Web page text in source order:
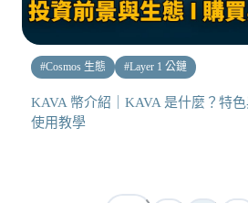
#Cosmos 生態 #Layer 1 公鏈
KAVA 幣介紹｜KAVA 是什麼？特
使用教學